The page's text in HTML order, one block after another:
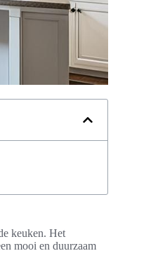
keuken. Het
mooi en duurzaam